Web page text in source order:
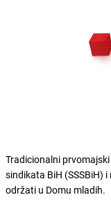
Tradicionalni
sindikata BiH (SSSBiH)
održati u Domu mladih.